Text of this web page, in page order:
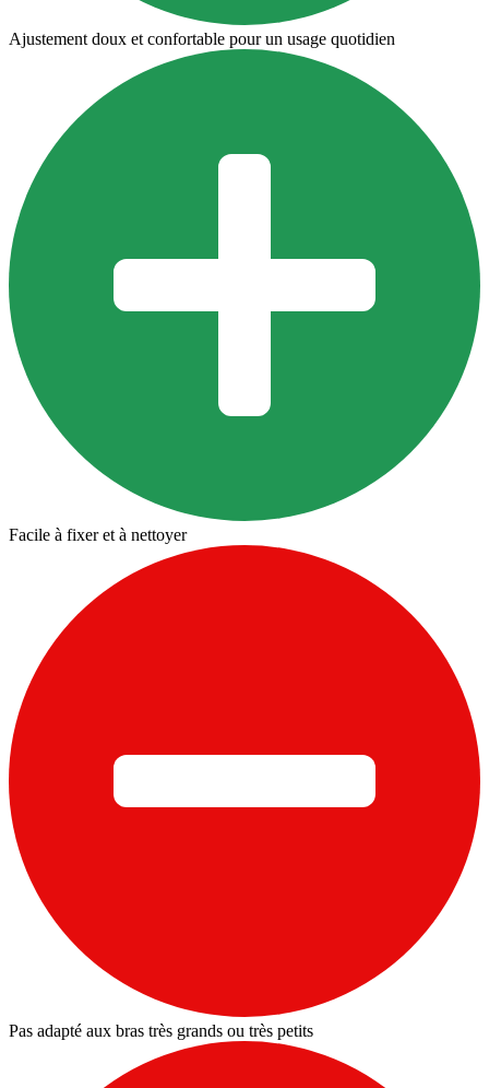
Ajustement doux et confortable pour un usage quotidien
Facile à fixer et à nettoyer
Pas adapté aux bras très grands ou très petits